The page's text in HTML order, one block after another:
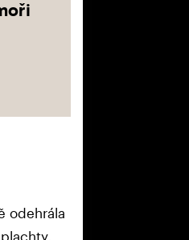
odehrála